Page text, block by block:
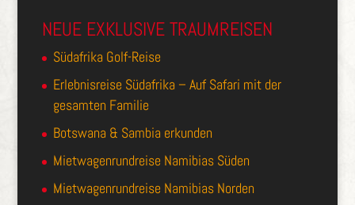
NEUE EXKLUSIVE TRAUMREISEN
Südafrika Golf-Reise
Erlebnisreise Südafrika – Auf Safari mit der
gesamten Familie
Botswana & Sambia erkunden
Mietwagenrundreise Namibias Süden
Mietwagenrundreise Namibias Norden